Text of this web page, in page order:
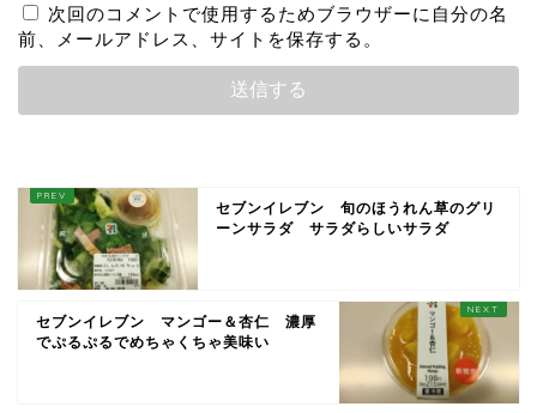
次回のコメントで使用するためブラウザーに自分の名
前、メールアドレス、サイトを保存する。
セブンイレブン 旬のほうれん草のグリ
ーンサラダ サラダらしいサラダ
セブンイレブン マンゴー＆杏仁 濃厚
でぷるぷるでめちゃくちゃ美味い